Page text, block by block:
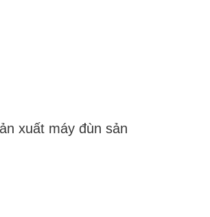
xuất máy đùn sản